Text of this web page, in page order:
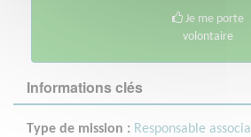
Je me porte
volontaire
Informations clés
Type de mission : Responsable